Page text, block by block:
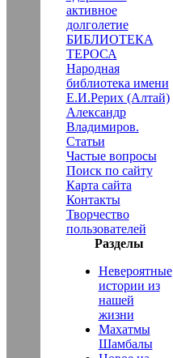
активное
долголетие
БИБЛИОТЕКА
ТЕРОСА
Народная
библиотека имени
Е.И.Рерих (Алтай)
Александр
Владимиров.
Статьи
Частые вопросы
Поиск по сайту
Карта сайта
Контакты
Творчество
пользователей
Разделы
Невероятные
истории из
нашей
жизни
Махатмы
Шамбалы